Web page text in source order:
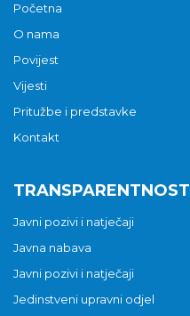
Početna
O nama
Povijest
Vijesti
Pritužbe i predstavke
Kontakt
TRANSPARENTNOST
Javni pozivi i natječaji
Javna nabava
Javni pozivi i natječaji
Jedinstveni upravni odjel